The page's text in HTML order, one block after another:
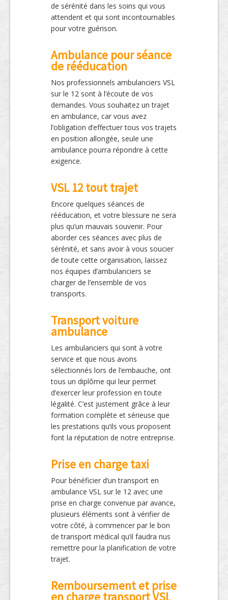
de sérénité dans les soins qui vous
attendent et qui sont incontournables
pour votre guérison.
Ambulance pour séance
de rééducation
Nos professionnels ambulanciers VSL
sur le 12 sont à l’écoute de vos
demandes. Vous souhaitez un trajet
en ambulance, car vous avez
l’obligation d’effectuer tous vos trajets
en position allongée, seule une
ambulance pourra répondre à cette
exigence.
VSL 12 tout trajet
Encore quelques séances de
rééducation, et votre blessure ne sera
plus qu’un mauvais souvenir. Pour
aborder ces séances avec plus de
sérénité, et sans avoir à vous soucier
de toute cette organisation, laissez
nos équipes d’ambulanciers se
charger de l’ensemble de vos
transports.
Transport voiture
ambulance
Les ambulanciers qui sont à votre
service et que nous avons
sélectionnés lors de l’embauche, ont
tous un diplôme qui leur permet
d’exercer leur profession en toute
légalité. C’est justement grâce à leur
formation complète et sérieuse que
les prestations qu’ils vous proposent
font la réputation de notre entreprise.
Prise en charge taxi
Pour bénéficier d’un transport en
ambulance VSL sur le 12 avec une
prise en charge convenue par avance,
plusieurs éléments sont à vérifier de
votre côté, à commencer par le bon
de transport médical qu’il faudra nus
remettre pour la planification de votre
trajet.
Remboursement et prise
en charge transport VSL